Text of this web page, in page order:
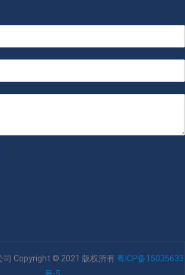
司 Copyright © 2021 版权所有 粤ICP备15035633